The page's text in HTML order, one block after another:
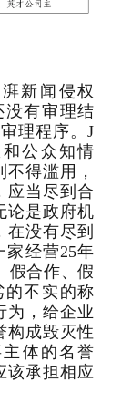
新闻侵权
没有审理结
理程序。J
公众知情
得滥用，
应当尽到合
论是政府机
没有尽到
家经营25年
假合作、假
的不实的称
为，给企业
构成毁灭性
体的名誉
该承担相应